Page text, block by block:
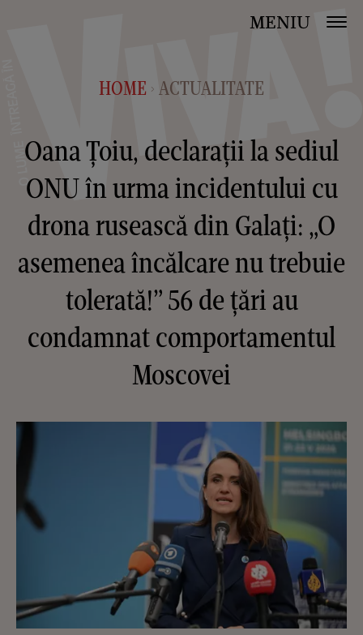
MENIU
HOME > ACTUALITATE
Oana Țoiu, declarații la sediul
ONU în urma incidentului cu
drona rusească din Galați: „O
asemenea încălcare nu trebuie
tolerată!” 56 de țări au
condamnat comportamentul
Moscovei